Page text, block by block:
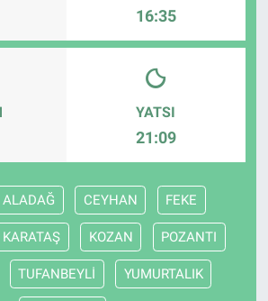
16:35
YATSI
21:09
ALADAĞ CEYHAN FEKE
KARATAŞ KOZAN POZANTI
TUFANBEYLİ YUMURTALIK